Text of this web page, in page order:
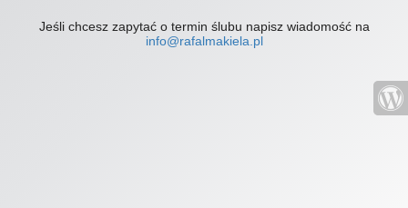
Jeśli chcesz zapytać o termin ślubu napisz wiadomość na
info@rafalmakiela.pl